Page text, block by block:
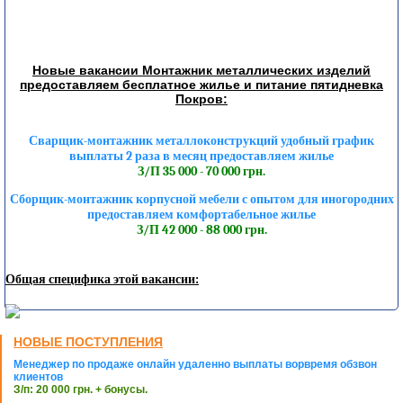
Новые вакансии Монтажник металлических изделий
предоставляем бесплатное жилье и питание пятидневка
Покров:
Сварщик-монтажник металлоконструкций удобный график
выплаты 2 раза в месяц предоставляем жилье
З/П 35 000 - 70 000 грн.
Сборщик-монтажник корпусной мебели с опытом для иногородних
предоставляем комфортабельное жилье
З/П 42 000 - 88 000 грн.
Общая специфика этой вакансии:
НОВЫЕ ПОСТУПЛЕНИЯ
Менеджер по продаже онлайн удаленно выплаты ворвремя обзвон
клиентов
З/п: 20 000 грн. + бонусы.